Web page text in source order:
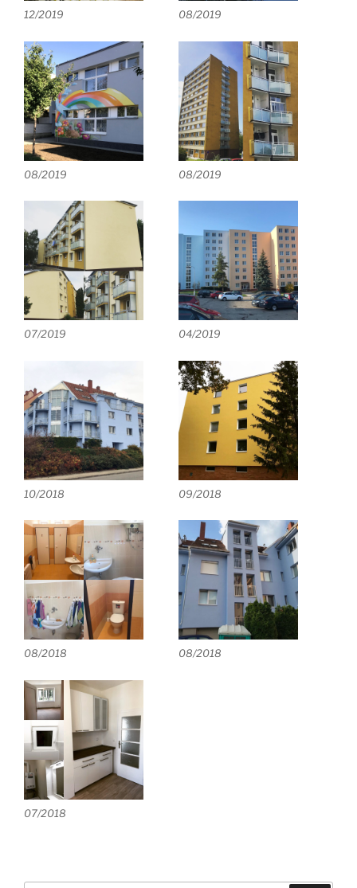
12/2019 08/2019
08/2019 08/2019
07/2019 04/2019
10/2018 09/2018
08/2018 08/2018
07/2018